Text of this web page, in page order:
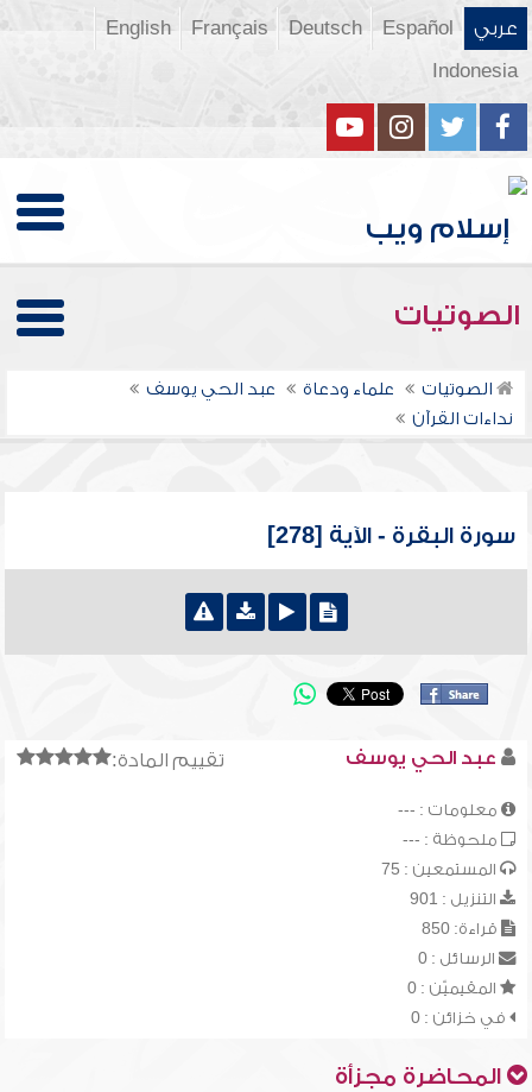
عربي Español
Deutsch
Français
English
Indonesia
الصوتيات
الصوتيات علماء ودعاة
عبد الحي يوسف
نداءات القرآن
سورة البقرة - الآية [278]
تقييم المادة: عبد الحي يوسف
معلومات : ---
ملحوظة : ---
المستمعين : 75
التنزيل : 901
قراءة: 850
الرسائل : 0
المقيميّن : 0
في خزائن : 0
المحاضرة مجزأة